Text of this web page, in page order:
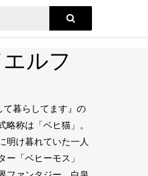
ルフ
て暮らしてます』の
称は「ベヒ猫」。
明け暮れていた一人
「ベヒーモス」